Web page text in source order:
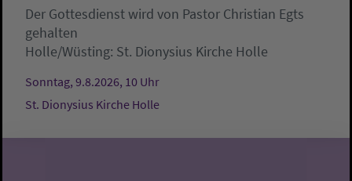
Der Gottesdienst wird von Pastor Christian Egts
gehalten
Holle/Wüsting: St. Dionysius Kirche Holle
Sonntag, 9.8.2026, 10 Uhr
St. Dionysius Kirche Holle